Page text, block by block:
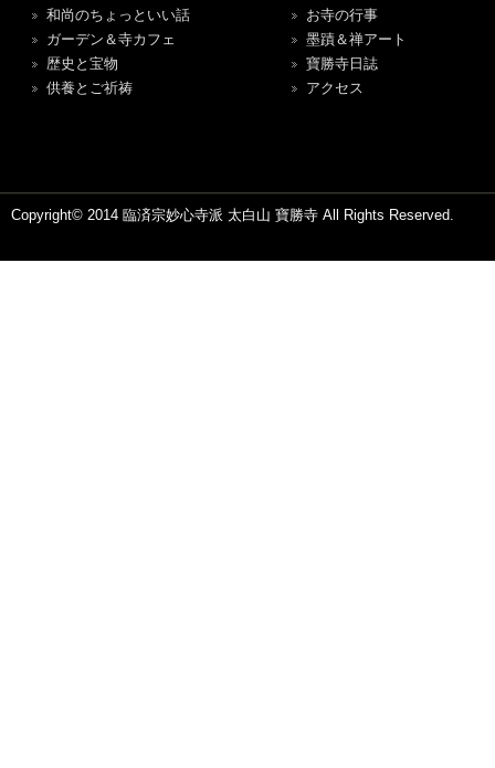
和尚のちょっといい話
ガーデン＆寺カフェ
歴史と宝物
供養とご祈祷
お寺の行事
墨蹟＆禅アート
寶勝寺日誌
アクセス
Copyright© 2014 臨済宗妙心寺派 太白山 寶勝寺 All Rights Reserved.